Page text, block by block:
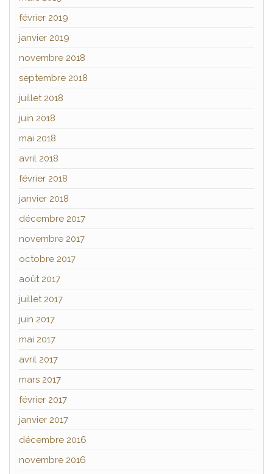
février 2019
janvier 2019
novembre 2018
septembre 2018
juillet 2018
juin 2018
mai 2018
avril 2018
février 2018
janvier 2018
décembre 2017
novembre 2017
octobre 2017
août 2017
juillet 2017
juin 2017
mai 2017
avril 2017
mars 2017
février 2017
janvier 2017
décembre 2016
novembre 2016